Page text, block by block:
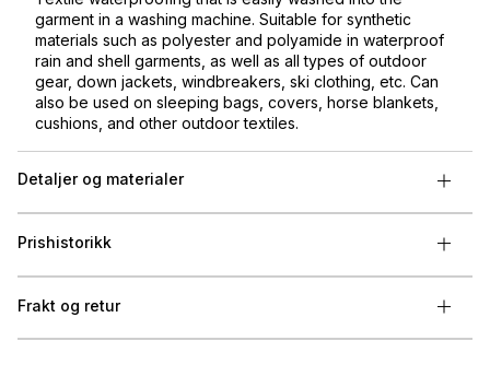
garment in a washing machine. Suitable for synthetic
materials such as polyester and polyamide in waterproof
rain and shell garments, as well as all types of outdoor
gear, down jackets, windbreakers, ski clothing, etc. Can
also be used on sleeping bags, covers, horse blankets,
cushions, and other outdoor textiles.
Detaljer og materialer
Prishistorikk
Frakt og retur